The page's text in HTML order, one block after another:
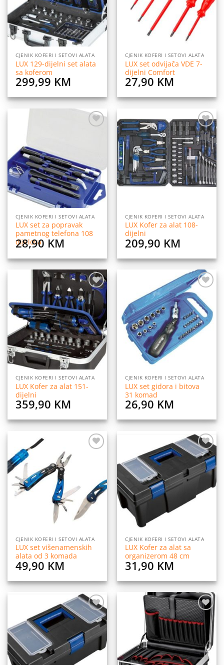
CJENIK KOFERI I SETOVI ALATA
LUX 129-dijelni set alata
sa koferom
299,99 KM
CJENIK KOFERI I SETOVI ALATA
LUX set odvijača VDE 7-
dijelni Comfort
27,90 KM
CJENIK KOFERI I SETOVI ALATA
LUX set za popravak
pametnog telefona 108
dijelova
28,90 KM
Dodaj
na
listu
želja
CJENIK KOFERI I SETOVI ALATA
LUX Kofer za alat 108-
dijelni
209,90 KM
Dodaj
na
listu
želja
CJENIK KOFERI I SETOVI ALATA
LUX Kofer za alat 151-
dijelni
359,90 KM
Dodaj
na
listu
želja
CJENIK KOFERI I SETOVI ALATA
LUX set gidora i bitova
31 komad
26,90 KM
CJENIK KOFERI I SETOVI ALATA
LUX set višenamenskih
alata od 3 komada
49,90 KM
Dodaj
na
listu
želja
CJENIK KOFERI I SETOVI ALATA
LUX Kofer za alat sa
organizerom 48 cm
31,90 KM
Dodaj
na
listu
želja
Dodaj
na
želja